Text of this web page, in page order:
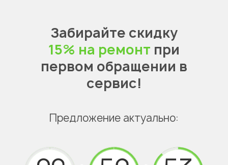
Забирайте скидку
15% на ремонт при
первом обращении в
сервис!
Предложение актуально: